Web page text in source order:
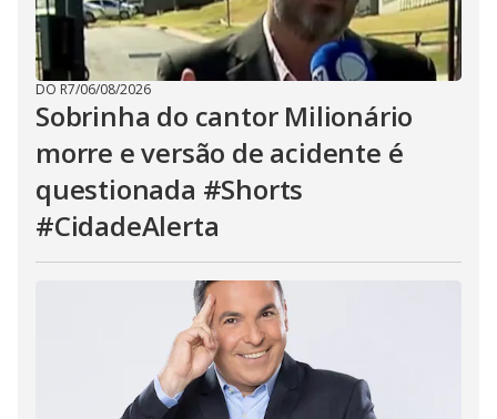
DO R7/06/08/2026
Sobrinha do cantor Milionário
morre e versão de acidente é
questionada #Shorts
#CidadeAlerta